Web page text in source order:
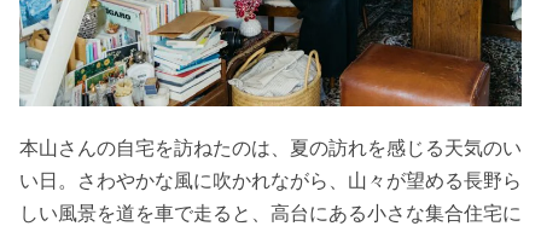
本山さんの自宅を訪ねたのは、夏の訪れを感じる天気のい
い日。さわやかな風に吹かれながら、山々が望める長野ら
しい風景を道を車で走ると、高台にある小さな集合住宅に